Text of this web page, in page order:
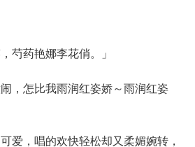
药艳娜李花俏。」
怎比我雨润红姿娇～雨润红姿
，唱的欢快轻松却又柔媚婉转，